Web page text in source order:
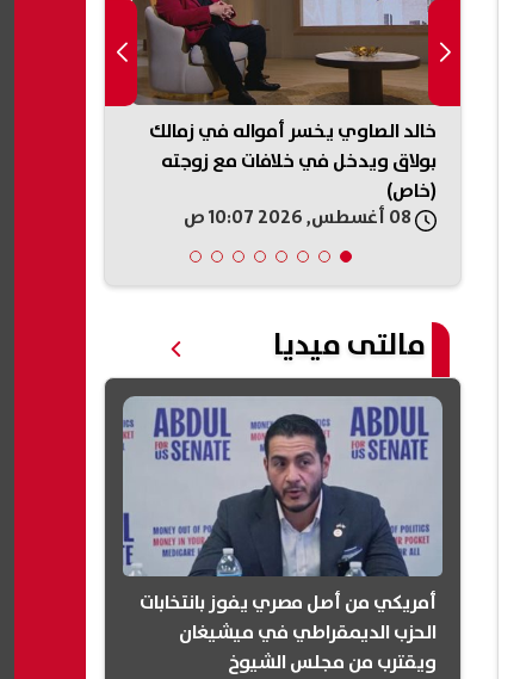
خالد الصاوي يخسر أمواله في زمالك
بولاق ويدخل في خلافات مع زوجته
(خاص)
مالتى ميديا
أمريكي من أصل مصري يفوز بانتخابات
الحزب الديمقراطي في ميشيغان
ويقترب من مجلس الشيوخ